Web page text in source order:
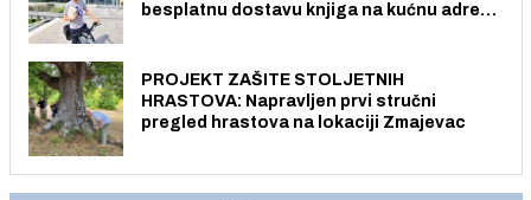
besplatnu dostavu knjiga na kućnu adresu
PROJEKT ZAŠITE STOLJETNIH
HRASTOVA: Napravljen prvi stručni
pregled hrastova na lokaciji Zmajevac